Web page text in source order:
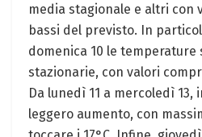
media stagionale e altri con
bassi del previsto. In
domenica 10 le
stazionarie, con valori
Da lunedì 11 a mercoledì 13,
leggero aumento, con